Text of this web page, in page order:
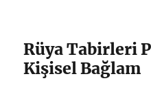
Rüya Tabirleri
Kişisel Bağlam